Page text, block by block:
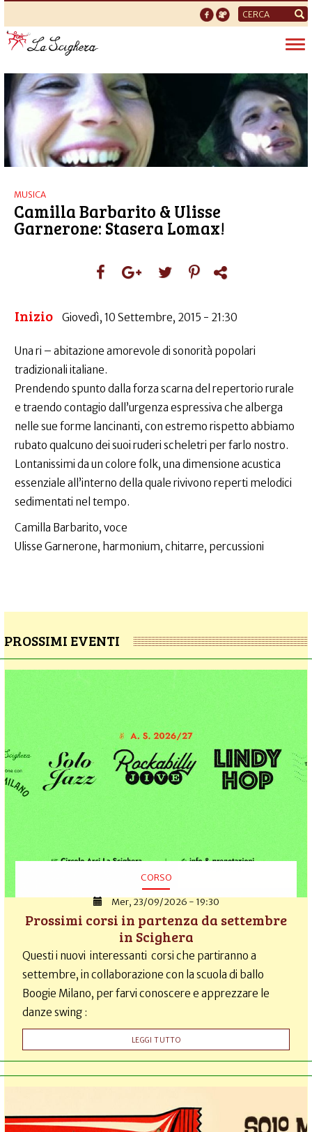
Form
di
ricerca
MUSICA
Camilla Barbarito & Ulisse
Garnerone: Stasera Lomax!
Inizio Giovedì, 10 Settembre, 2015 - 21:30
Una ri – abitazione amorevole di sonorità popolari
tradizionali italiane.
Prendendo spunto dalla forza scarna del repertorio rurale
e traendo contagio dall’urgenza espressiva che alberga
nelle sue forme lancinanti, con estremo rispetto abbiamo
rubato qualcuno dei suoi ruderi scheletri per farlo nostro.
Lontanissimi da un colore folk, una dimensione acustica
essenziale all’interno della quale rivivono reperti melodici
sedimentati nel tempo.
Camilla Barbarito, voce
Ulisse Garnerone, harmonium, chitarre, percussioni
PROSSIMI EVENTI
CORSO
Mer, 23/09/2026 - 19:30
Prossimi corsi in partenza da settembre
in Scighera
Questi i nuovi interessanti corsi che partiranno a
settembre, in collaborazione con la scuola di ballo
Boogie Milano, per farvi conoscere e apprezzare le
danze swing :
LEGGI TUTTO